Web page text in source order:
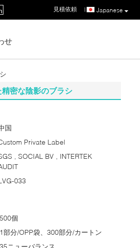
Japanese
見積依頼 |
せ
密な陰影のブラシ
国
Private Label
, SOCIAL BV , INTERTEK
033
500個
1部分/OPP袋、300部分/カートン
35ニューバランス